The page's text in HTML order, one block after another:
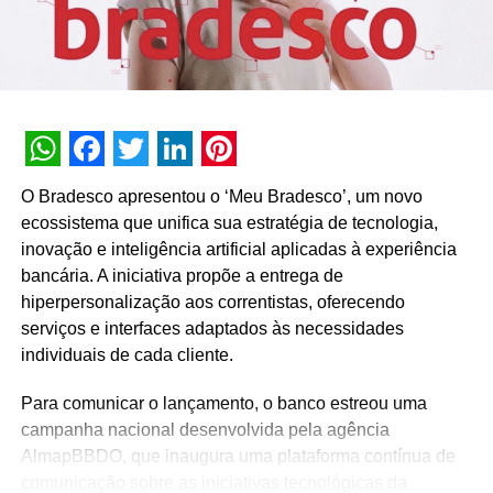
https://arborbrasil.com.br
TÓPICOS RELACIONADOS:
Vivo dá dicas para aumentar engajamento de
TikToks
NÃO PERCA
SAZÓN® aposta em conceito ASMR para
anunciar lançamento de Caldo SAZÓN® Lev
WhatsApp
Facebook
Twitter
LinkedIn
Pinterest
O Bradesco apresentou o ‘Meu Bradesco’, um novo
ecossistema que unifica sua estratégia de tecnologia,
inovação e inteligência artificial aplicadas à experiência
bancária. A iniciativa propõe a entrega de
hiperpersonalização aos correntistas, oferecendo
serviços e interfaces adaptados às necessidades
individuais de cada cliente.
Para comunicar o lançamento, o banco estreou uma
campanha nacional desenvolvida pela agência
AlmapBBDO, que inaugura uma plataforma contínua de